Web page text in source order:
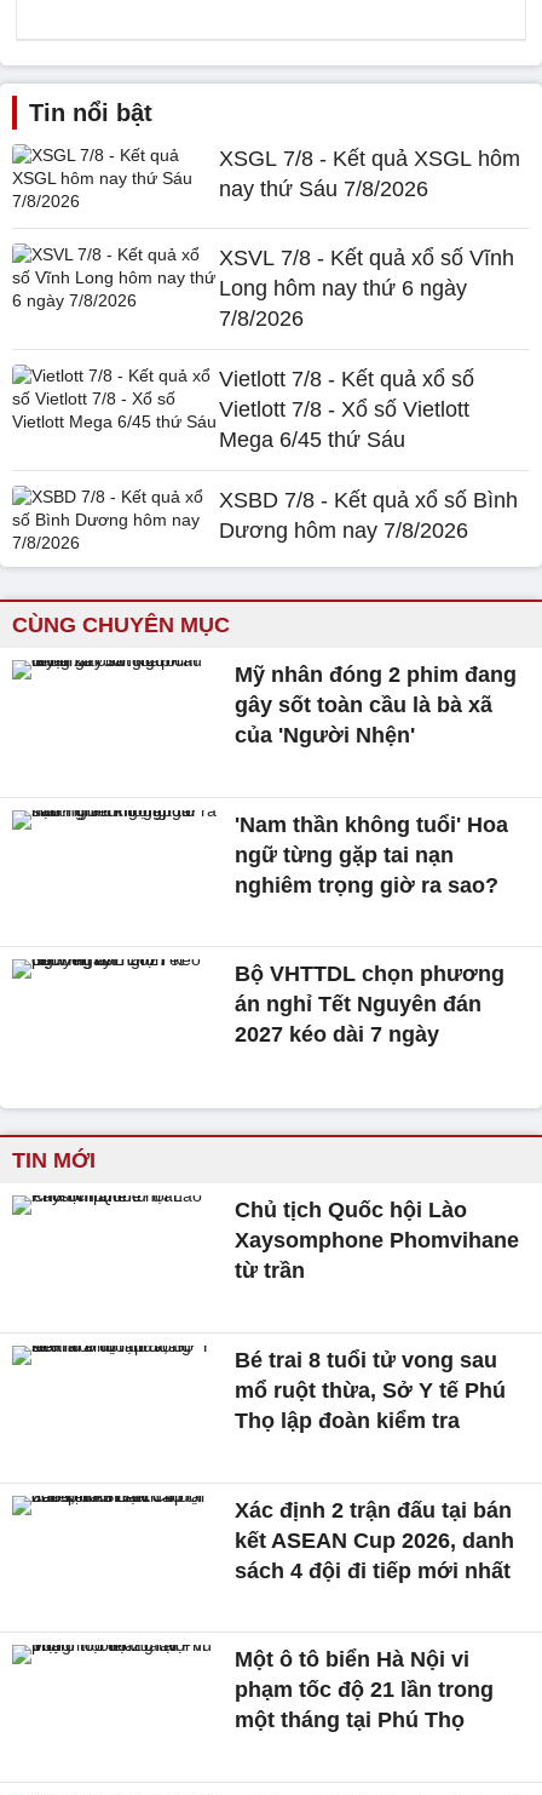
Tin nổi bật
XSGL 7/8 - Kết quả XSGL hôm
nay thứ Sáu 7/8/2026
XSVL 7/8 - Kết quả xổ số Vĩnh
Long hôm nay thứ 6 ngày
7/8/2026
Vietlott 7/8 - Kết quả xổ số
Vietlott 7/8 - Xổ số Vietlott
Mega 6/45 thứ Sáu
XSBD 7/8 - Kết quả xổ số Bình
Dương hôm nay 7/8/2026
CÙNG CHUYÊN MỤC
Mỹ nhân đóng 2 phim đang
gây sốt toàn cầu là bà xã
của 'Người Nhện'
'Nam thần không tuổi' Hoa
ngữ từng gặp tai nạn
nghiêm trọng giờ ra sao?
Bộ VHTTDL chọn phương
án nghỉ Tết Nguyên đán
2027 kéo dài 7 ngày
TIN MỚI
Chủ tịch Quốc hội Lào
Xaysomphone Phomvihane
từ trần
Bé trai 8 tuổi tử vong sau
mổ ruột thừa, Sở Y tế Phú
Thọ lập đoàn kiểm tra
Xác định 2 trận đấu tại bán
kết ASEAN Cup 2026, danh
sách 4 đội đi tiếp mới nhất
Một ô tô biển Hà Nội vi
phạm tốc độ 21 lần trong
một tháng tại Phú Thọ